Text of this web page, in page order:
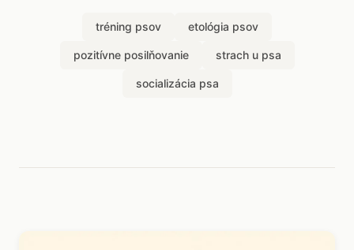
tréning psov etológia psov
pozitívne posilňovanie strach u psa
socializácia psa